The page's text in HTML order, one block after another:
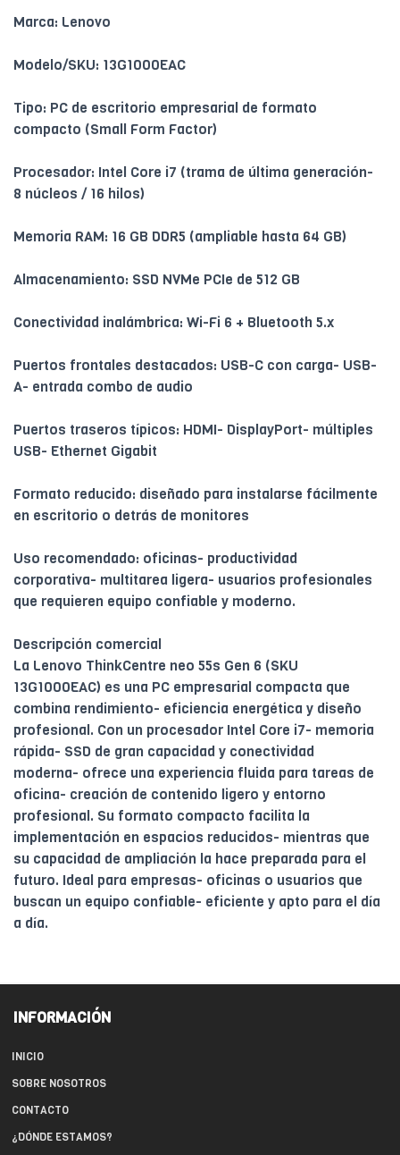
Marca: Lenovo
Modelo/SKU: 13G1000EAC
Tipo: PC de escritorio empresarial de formato
compacto (Small Form Factor)
Procesador: Intel Core i7 (trama de última generación-
8 núcleos / 16 hilos)
Memoria RAM: 16 GB DDR5 (ampliable hasta 64 GB)
Almacenamiento: SSD NVMe PCIe de 512 GB
Conectividad inalámbrica: Wi-Fi 6 + Bluetooth 5.x
Puertos frontales destacados: USB-C con carga- USB-
A- entrada combo de audio
Puertos traseros típicos: HDMI- DisplayPort- múltiples
USB- Ethernet Gigabit
Formato reducido: diseñado para instalarse fácilmente
en escritorio o detrás de monitores
Uso recomendado: oficinas- productividad
corporativa- multitarea ligera- usuarios profesionales
que requieren equipo confiable y moderno.
Descripción comercial
La Lenovo ThinkCentre neo 55s Gen 6 (SKU
13G1000EAC) es una PC empresarial compacta que
combina rendimiento- eficiencia energética y diseño
profesional. Con un procesador Intel Core i7- memoria
rápida- SSD de gran capacidad y conectividad
moderna- ofrece una experiencia fluida para tareas de
oficina- creación de contenido ligero y entorno
profesional. Su formato compacto facilita la
implementación en espacios reducidos- mientras que
su capacidad de ampliación la hace preparada para el
futuro. Ideal para empresas- oficinas o usuarios que
buscan un equipo confiable- eficiente y apto para el día
a día.
INFORMACIÓN
INICIO
SOBRE NOSOTROS
CONTACTO
¿DÓNDE ESTAMOS?